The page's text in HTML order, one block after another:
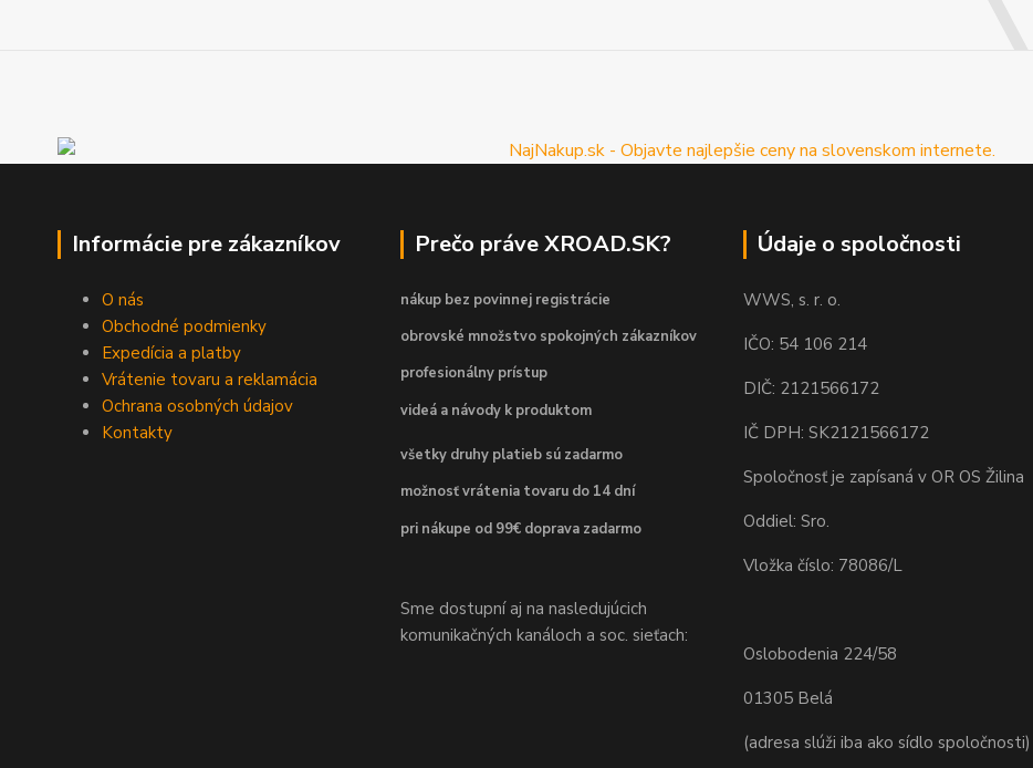
Informácie pre zákazníkov
O nás
Obchodné podmienky
Expedícia a platby
Vrátenie tovaru a reklamácia
Ochrana osobných údajov
Kontakty
Prečo práve XROAD.SK?
nákup bez povinnej registrácie
obrovské množstvo spokojných zákazníkov
profesionálny prístup
videá a návody k produktom
všetky druhy platieb sú zadarmo
možnosť vrátenia tovaru do 14 dní
pri nákupe od 99€ doprava zadarmo
Sme dostupní aj na nasledujúcich
komunikačných kanáloch a soc. sieťach:
Údaje o spoločnosti
WWS, s. r. o.
IČO: 54 106 214
DIČ: 2121566172
IČ DPH: SK2121566172
Spoločnosť je zapísaná v OR OS Žilina
Oddiel: Sro.
Vložka číslo: 78086/L
Oslobodenia 224/58
01305 Belá
(adresa slúži iba ako sídlo spoločnosti)